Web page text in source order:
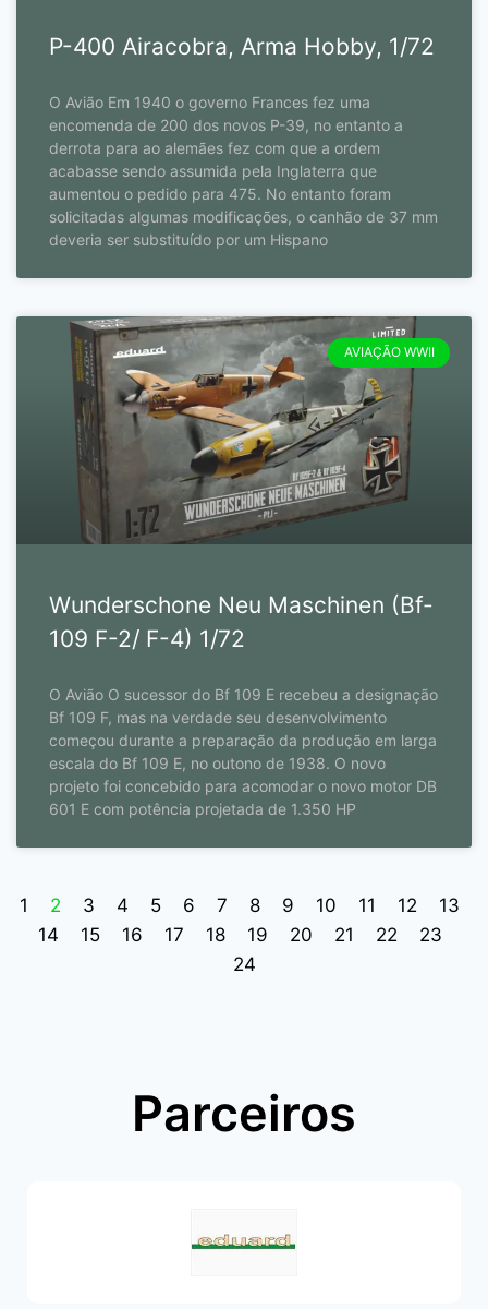
P-400 Airacobra, Arma Hobby, 1/72
O Avião Em 1940 o governo Frances fez uma
encomenda de 200 dos novos P-39, no entanto a
derrota para ao alemães fez com que a ordem
acabasse sendo assumida pela Inglaterra que
aumentou o pedido para 475. No entanto foram
solicitadas algumas modificações, o canhão de 37 mm
deveria ser substituído por um Hispano
AVIAÇÃO WWII
Wunderschone Neu Maschinen (Bf-
109 F-2/ F-4) 1/72
O Avião O sucessor do Bf 109 E recebeu a designação
Bf 109 F, mas na verdade seu desenvolvimento
começou durante a preparação da produção em larga
escala do Bf 109 E, no outono de 1938. O novo
projeto foi concebido para acomodar o novo motor DB
601 E com potência projetada de 1.350 HP
1 2 3 4 5 6 7 8 9 10 11 12
13
14
15 16 17 18 19 20 21 22
23
24
Parceiros